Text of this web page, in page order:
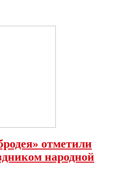
отметили
народной